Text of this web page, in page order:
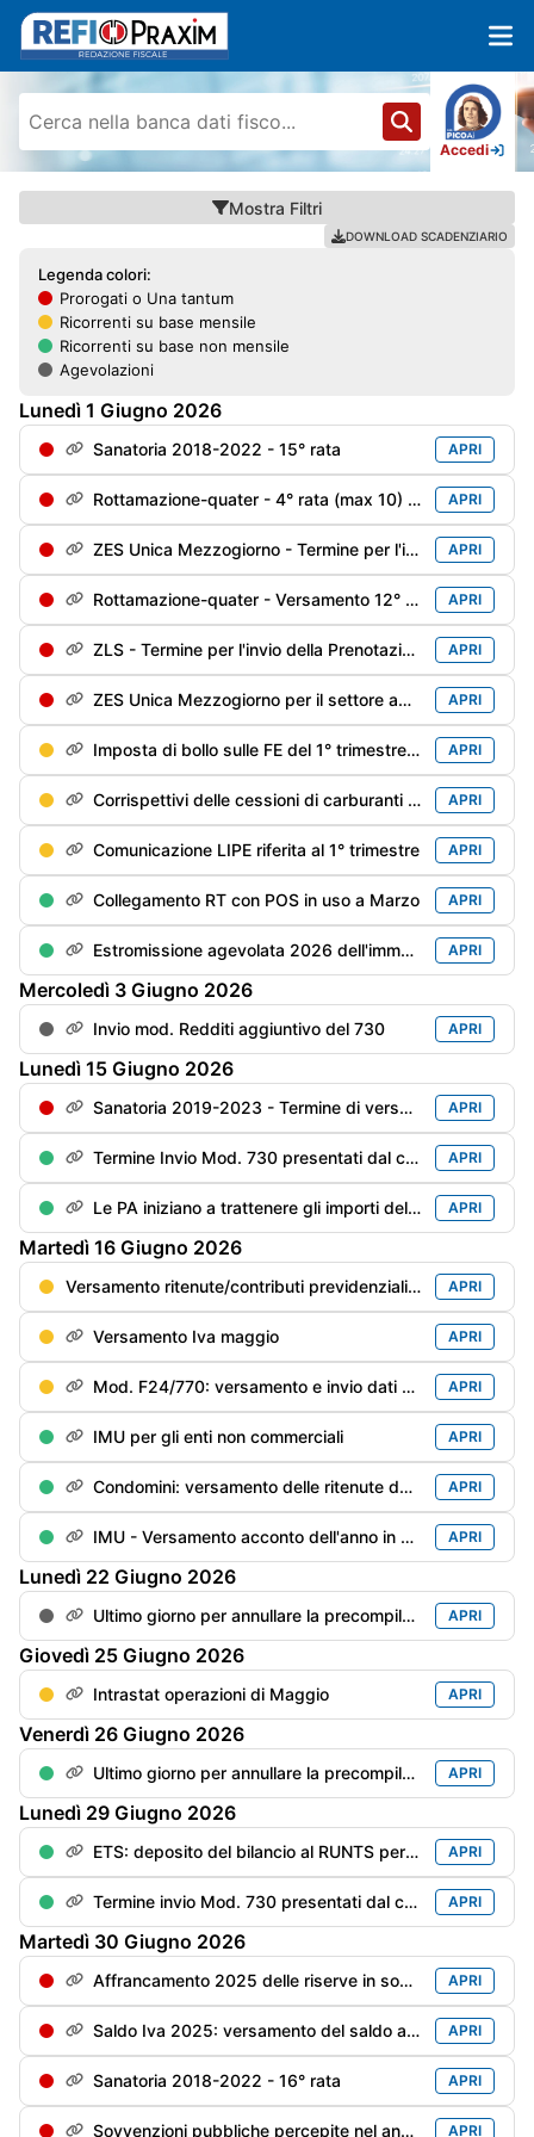
Accedi
Mostra Filtri
DOWNLOAD SCADENZIARIO
Legenda colori:
Prorogati o Una tantum
Ricorrenti su base mensile
Ricorrenti su base non mensile
Agevolazioni
Lunedì 1 Giugno 2026
Sanatoria 2018-2022 - 15° rata APRI
Rottamazione-quater - 4° rata (max 10) soggetti decaduti al 31/12/2024 e riammessi APRI
ZES Unica Mezzogiorno - Termine per l'invio della Prenotazione degli investimenti sostenuti dal 1/01/2026 e che si prevede di sostenere fino al 31/12/2026 APRI
Rottamazione-quater - Versamento 12° di 18 rate trimestrali APRI
ZLS - Termine per l'invio della Prenotazione degli investimenti sostenuti dal 1/01/2026 e che si prevede di sostenere fino al 31/12/2026 APRI
ZES Unica Mezzogiorno per il settore agricolo: termine per l'invio della Prenotazione degli investimenti sostenuti dal 1/01/2026 e che si prevede di sostenere fino al 15/11/2026 APRI
Imposta di bollo sulle FE del 1° trimestre - Versamento (differibile al 2° trimestre se il debito è inferiore a €. 5.000) APRI
Corrispettivi delle cessioni di carburanti di aprile - Trasmissione alle Dogane APRI
Comunicazione LIPE riferita al 1° trimestre APRI
Collegamento RT con POS in uso a Marzo APRI
Estromissione agevolata 2026 dell'immobile strumentale dell'imprenditore individuale - Termine adempimenti contabili APRI
Mercoledì 3 Giugno 2026
Invio mod. Redditi aggiuntivo del 730 APRI
Lunedì 15 Giugno 2026
Sanatoria 2019-2023 - Termine di versamento della 4° rata APRI
Termine Invio Mod. 730 presentati dal contribuente entro il 31/05 APRI
Le PA iniziano a trattenere gli importi delle cartelle inevase prima di pagare i compensi professionali APRI
Martedì 16 Giugno 2026
Versamento ritenute/contributi previdenziali del mese di maggio APRI
Versamento Iva maggio APRI
Mod. F24/770: versamento e invio dati delle ritenute/trattenute operate APRI
IMU per gli enti non commerciali APRI
Condomini: versamento delle ritenute dei primi 6 mesi del anno in corso rimaste “sottosoglia“ (€. 500), se non già versate APRI
IMU - Versamento acconto dell'anno in corso APRI
Lunedì 22 Giugno 2026
Ultimo giorno per annullare la precompilata APRI
Giovedì 25 Giugno 2026
Intrastat operazioni di Maggio APRI
Venerdì 26 Giugno 2026
Ultimo giorno per annullare la precompilata del Mod. Redditi PF APRI
Lunedì 29 Giugno 2026
ETS: deposito del bilancio al RUNTS per gli enti con esercizio "solare" (180 gg dalla chiusura dell'esercizio APRI
Termine invio Mod. 730 presentati dal contribuente dal 1/06 al 20/06 APRI
Martedì 30 Giugno 2026
Affrancamento 2025 delle riserve in sospensione - 2° rata dell'imposta sostitutiva APRI
Saldo Iva 2025: versamento del saldo a debito maggiorato di 0,4% per mese/frazione di mese (pari a: saldo al 16/03 x 1,6%) APRI
Sanatoria 2018-2022 - 16° rata APRI
Sovvenzioni pubbliche percepite nel anno precedente - Trasparenza - Scadenza per la messa online (soggetti privi di bilancio) APRI